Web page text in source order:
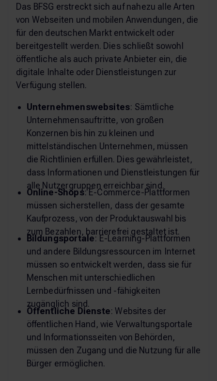
Das BFSG erstreckt sich auf nahezu alle Arten
von Webseiten und mobilen Anwendungen, die
für den deutschen Markt entwickelt oder
bereitgestellt werden. Dies schließt sowohl
öffentliche als auch private Anbieter ein, die
digitale Inhalte oder Dienstleistungen zur
Verfügung stellen.
Unternehmenswebsites: Sämtliche
Unternehmensauftritte, von großen
Konzernen bis hin zu kleinen und
mittelständischen Unternehmen, müssen
die Richtlinien erfüllen. Dies gewährleistet,
dass Informationen und Dienstleistungen für
alle Nutzergruppen erreichbar sind.
Online-Shops: E-Commerce-Plattformen
müssen sicherstellen, dass der gesamte
Kaufprozess, von der Produktauswahl bis
zum Bezahlen, barrierefrei gestaltet ist.
Bildungsportale: E-Learning-Plattformen
und andere Bildungsressourcen im Internet
müssen so entwickelt werden, dass sie für
Menschen mit unterschiedlichen
Lernbedürfnissen und -fähigkeiten
zugänglich sind.
Öffentliche Dienste: Websites der
öffentlichen Hand, wie Verwaltungsportale
und Informationsseiten von Behörden,
müssen den Zugang und die Nutzung für alle
Bürger ermöglichen.